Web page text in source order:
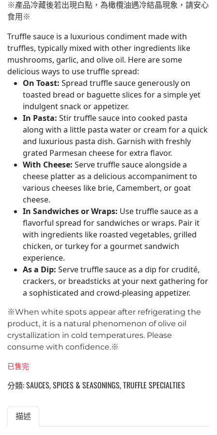
※產品冷藏後若出現白點，為橄欖油遇冷結晶現象，請安心
食用※
Truffle sauce is a luxurious condiment made with
truffles, typically mixed with other ingredients like
mushrooms, garlic, and olive oil. Here are some
delicious ways to use truffle spread:
On Toast: Spread truffle sauce generously on
toasted bread or baguette slices for a simple yet
indulgent snack or appetizer.
In Pasta: Stir truffle sauce into cooked pasta
along with a little pasta water or cream for a quick
and luxurious pasta dish. Garnish with freshly
grated Parmesan cheese for extra flavor.
With Cheese: Serve truffle sauce alongside a
cheese platter as a delicious accompaniment to
various cheeses like brie, Camembert, or goat
cheese.
In Sandwiches or Wraps: Use truffle sauce as a
flavorful spread for sandwiches or wraps. Pair it
with ingredients like roasted vegetables, grilled
chicken, or turkey for a gourmet sandwich
experience.
As a Dip: Serve truffle sauce as a dip for crudité,
crackers, or breadsticks at your next gathering for
a sophisticated and crowd-pleasing appetizer.
※When white spots appear after refrigerating the
product, it is a natural phenomenon of olive oil
crystallization in cold temperatures. Please
consume with confidence.※
已售完
分類:SAUCES, SPICES & SEASONINGS,TRUFFLE SPECIALTIES
描述